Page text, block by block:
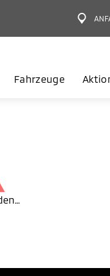
Fahrzeuge